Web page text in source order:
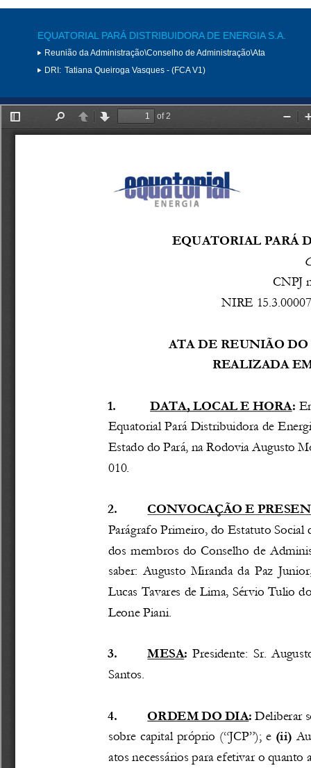
EQUATORIAL PARÁ DISTRIBUIDORA DE ENERGIA S.A.
Reunião da Administração\Conselho de Administração\Ata
DRI: Tatiana Queiroga Vasques - (FCA V1)